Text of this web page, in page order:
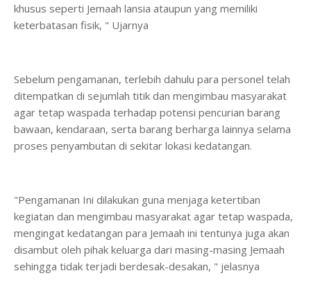
khusus seperti Jemaah lansia ataupun yang memiliki
keterbatasan fisik, " Ujarnya
Sebelum pengamanan, terlebih dahulu para personel telah
ditempatkan di sejumlah titik dan mengimbau masyarakat
agar tetap waspada terhadap potensi pencurian barang
bawaan, kendaraan, serta barang berharga lainnya selama
proses penyambutan di sekitar lokasi kedatangan.
"Pengamanan Ini dilakukan guna menjaga ketertiban
kegiatan dan mengimbau masyarakat agar tetap waspada,
mengingat kedatangan para Jemaah ini tentunya juga akan
disambut oleh pihak keluarga dari masing-masing Jemaah
sehingga tidak terjadi berdesak-desakan, " jelasnya